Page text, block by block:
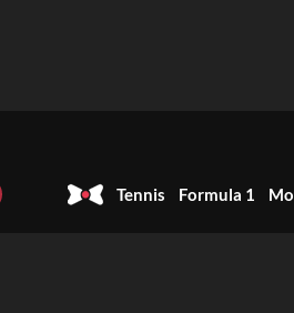
Tennis Formula 1